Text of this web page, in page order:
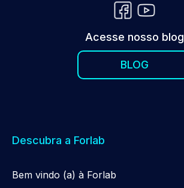
Acesse nosso blog
BLOG
Descubra a Forlab
Bem vindo (a) à Forlab